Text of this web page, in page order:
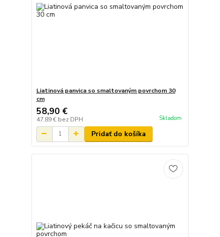
Liatinová panvica so smaltovaným povrchom 30
cm
58,90 €
47,89 € bez DPH Skladom
Pridať do košíka